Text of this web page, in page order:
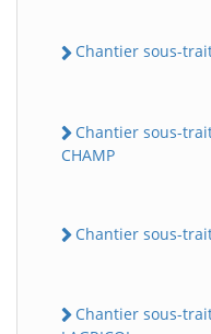
Chantier sous-
Chantier sous-
CHAMP
Chantier sous-
Chantier sous-